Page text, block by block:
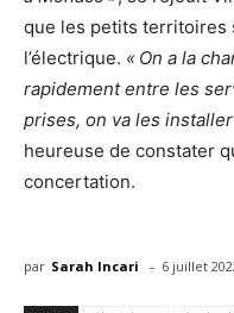
que les petits territoires
l’électrique. « On a la
rapidement entre les
prises, on va les installer
heureuse de constater
concertation.
par Sarah Incari - 6 juillet